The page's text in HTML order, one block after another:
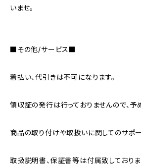
いませ。
■その他/サービス■
着払い、代引きは不可になります。
領収証の発行は行っておりませんので、予
商品の取り付けや取扱いに関してのサポ
取扱説明書、保証書等は付属致しておりま